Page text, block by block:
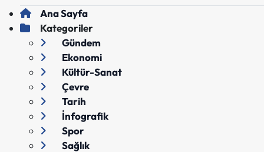
Ana Sayfa
Kategoriler
Gündem
Ekonomi
Kültür-Sanat
Çevre
Tarih
İnfografik
Spor
Sağlık